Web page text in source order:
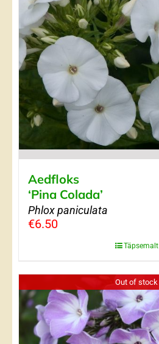
Aedfloks
‘Pina Colada’
Phlox paniculata
€6.50
Täpsemalt
Out of stock